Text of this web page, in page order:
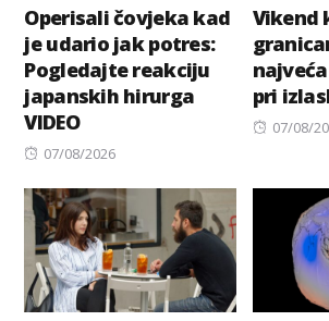
Operisali čovjeka kad
je udario jak potres:
Pogledajte reakciju
japanskih hirurga
VIDEO
Posted
07/08/2026
Vikend
pri
Posted
07/08/